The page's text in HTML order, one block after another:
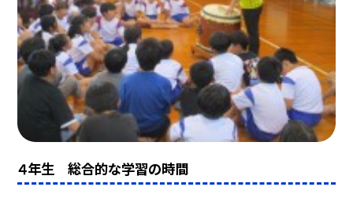
４年生 総合的な学習の時間